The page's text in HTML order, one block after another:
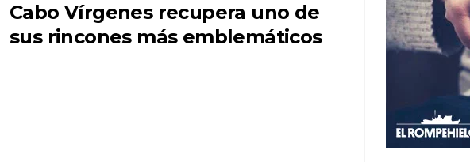
Cabo Vírgenes recupera uno de
sus rincones más emblemáticos